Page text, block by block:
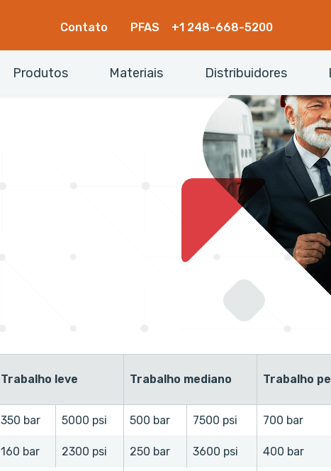
Contato PFAS +1 248-668-5200
Produtos Materiais Distribuidores
Trabalho leve Trabalho mediano Trabalho
350 bar 5000 psi 500 bar 7500 psi 700 bar
160 bar 2300 psi 250 bar 3600 psi 400 bar